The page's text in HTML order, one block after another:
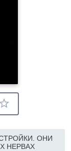
ОНИ
НЕРВАХ